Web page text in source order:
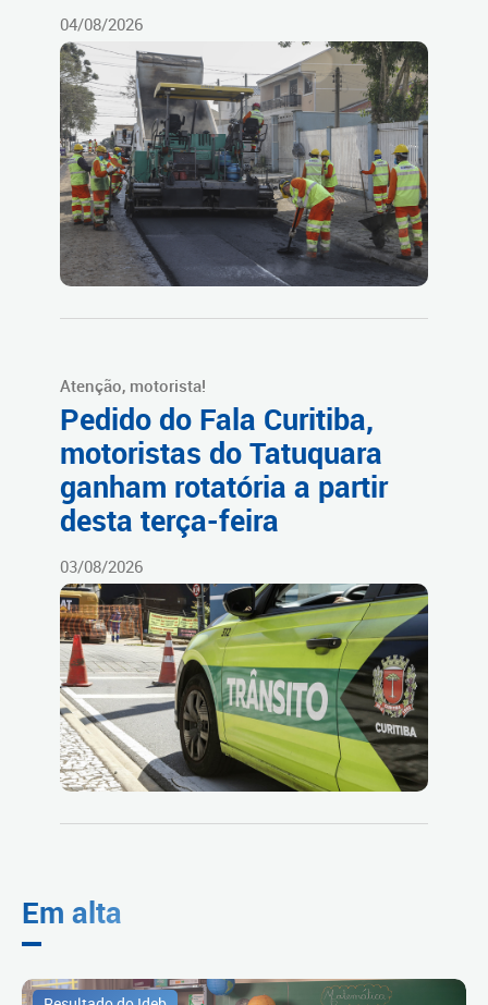
04/08/2026
Atenção, motorista!
Pedido do Fala Curitiba,
motoristas do Tatuquara
ganham rotatória a partir
desta terça-feira
03/08/2026
Em alta